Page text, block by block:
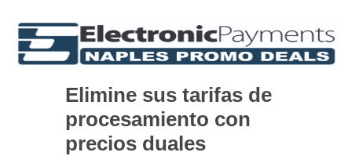
Elimine sus tarifas de
procesamiento con
precios duales